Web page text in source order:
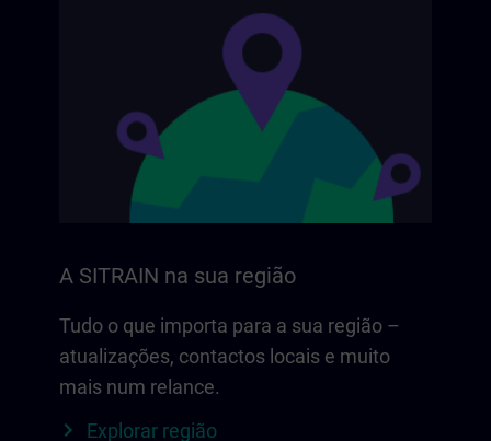
A SITRAIN na sua região
Tudo o que importa para a sua região –
atualizações, contactos locais e muito
mais num relance.
Explorar região